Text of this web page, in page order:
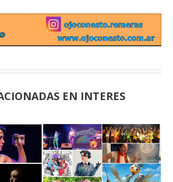
EN INTERES